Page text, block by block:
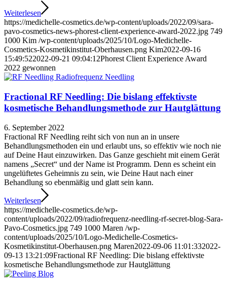
Weiterlesen
https://medichelle-cosmetics.de/wp-content/uploads/2022/09/sara-
pavo-cosmetics-news-phorest-client-experience-award-2022.jpg 749
1000 Kim /wp-content/uploads/2025/10/Logo-Medichelle-
Cosmetics-Kosmetikinstitut-Oberhausen.png Kim2022-09-16
15:49:522022-09-21 09:04:12Phorest Client Experience Award
2022 gewonnen
Fractional RF Needling: Die bislang effektivste
kosmetische Behandlungsmethode zur Hautglättung
6. September 2022
Fractional RF Needling reiht sich von nun an in unsere
Behandlungsmethoden ein und erlaubt uns, so effektiv wie noch nie
auf Deine Haut einzuwirken. Das Ganze geschieht mit einem Gerät
namens „Secret“ und der Name ist Programm. Denn es scheint ein
ungelüftetes Geheimnis zu sein, wie Deine Haut nach einer
Behandlung so ebenmäßig und glatt sein kann.
Weiterlesen
https://medichelle-cosmetics.de/wp-
content/uploads/2022/09/radiofrequenz-needling-rf-secret-blog-Sara-
Pavo-Cosmetics.jpg 749 1000 Maren /wp-
content/uploads/2025/10/Logo-Medichelle-Cosmetics-
Kosmetikinstitut-Oberhausen.png Maren2022-09-06 11:01:332022-
09-13 13:21:09Fractional RF Needling: Die bislang effektivste
kosmetische Behandlungsmethode zur Hautglättung